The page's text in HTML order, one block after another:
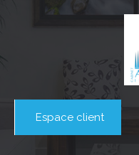
Espace client